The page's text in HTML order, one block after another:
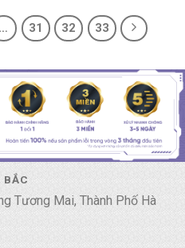
… 31 32 33
BẮC
Tương Mai, Thành Phố Hà